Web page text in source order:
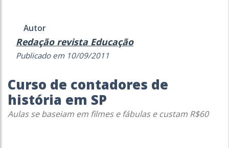
Autor
Redação revista Educação
Publicado em 10/09/2011
Curso de contadores de
história em SP
Aulas se baseiam em filmes e fábulas e custam R$60